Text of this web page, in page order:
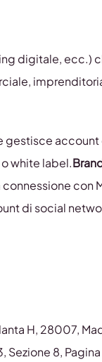
digitale, ecc.)
gestisce account
white label.
con
di social
H, 28007,
Sezione 8,